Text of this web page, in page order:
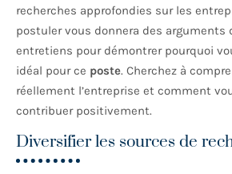
recherches approfondies sur les
postuler vous donnera des arguments
entretiens pour démontrer pourquoi
idéal pour ce poste. Cherchez à
réellement l’entreprise et comment
contribuer positivement.
Diversifier les sources de